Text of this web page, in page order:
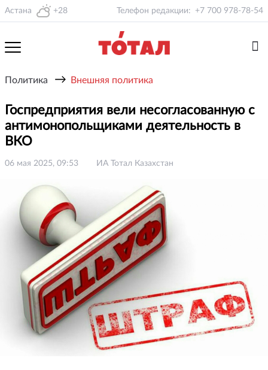
Астана +28 Телефон редакции: +7 700 978-78-54
Политика → Внешняя политика
Госпредприятия вели несогласованную с
антимонопольщиками деятельность в
ВКО
06 мая 2025, 09:53 ИА Тотал Казахстан